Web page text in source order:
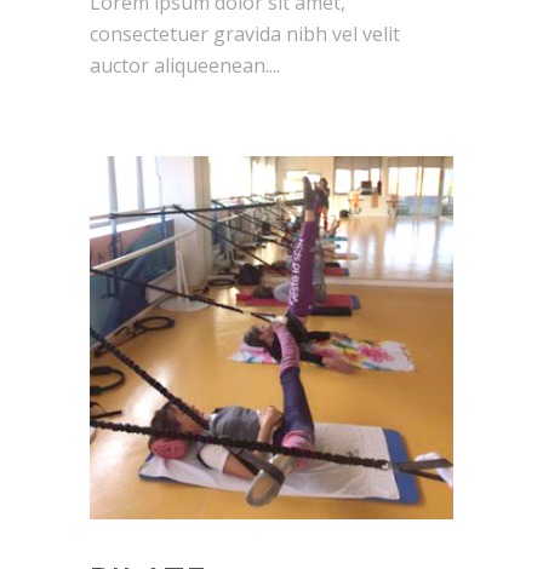
consectetuer gravida nibh vel velit
auctor aliqueenean....